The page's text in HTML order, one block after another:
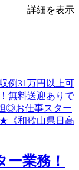
詳細を表示
業務！